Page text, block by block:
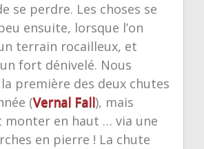
se perdre. Les choses se
ensuite, lorsque l’on
terrain rocailleux, et
fort dénivelé. Nous
première des deux chutes
(Vernal Fall), mais
monter en haut … via une
en pierre ! La chute